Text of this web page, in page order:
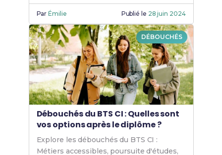
motivation pour réussir ta formation.
ParÉmilie Publié le 28 juin 2024
DÉBOUCHÉS
Débouchés du BTS CI : Quelles sont
vos options après le diplôme ?
Explore les débouchés du BTS CI :
Métiers accessibles, poursuite d'études,